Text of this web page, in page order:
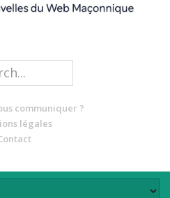
communiquer ?
légales